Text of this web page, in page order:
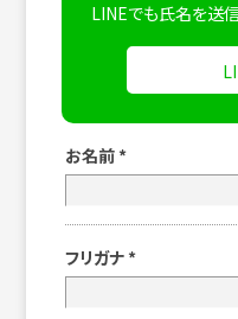
LINEでも氏名を送信
お名前 *
フリガナ *